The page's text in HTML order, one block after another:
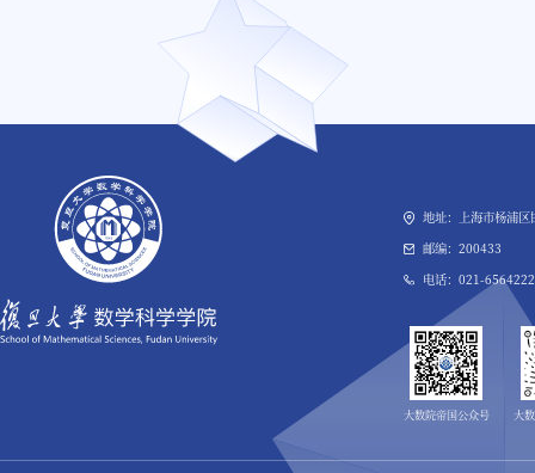
地址：上海市杨浦
邮编：200433
电话：021-
大数院帝国公众号 大